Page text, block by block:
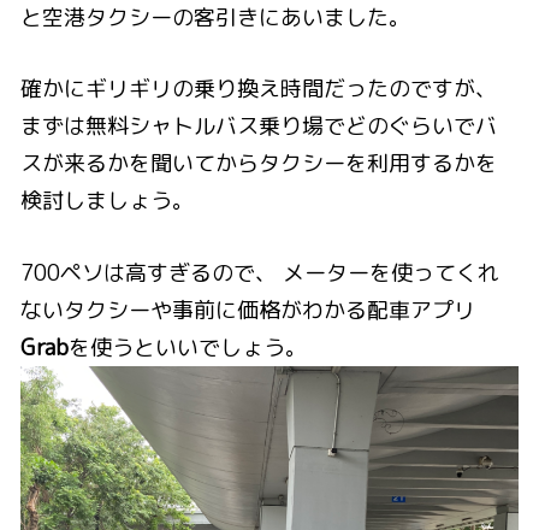
と空港タクシーの客引きにあいました。
確かにギリギリの乗り換え時間だったのですが、
まずは無料シャトルバス乗り場でどのぐらいでバ
スが来るかを聞いてからタクシーを利用するかを
検討しましょう。
700ペソは高すぎるので、 メーターを使ってくれ
ないタクシーや事前に価格がわかる配車アプリ
Grabを使うといいでしょう。